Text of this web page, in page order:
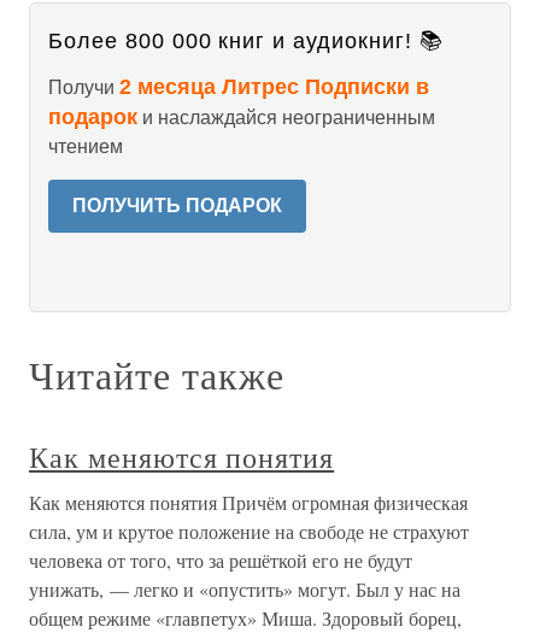
Более 800 000 книг и аудиокниг! 📚
Получи 2 месяца Литрес Подписки в
подарок и наслаждайся неограниченным
чтением
ПОЛУЧИТЬ ПОДАРОК
Читайте также
Как меняются понятия
Как меняются понятия Причём огромная физическая
сила, ум и крутое положение на свободе не страхуют
человека от того, что за решёткой его не будут
унижать, — легко и «опустить» могут. Был у нас на
общем режиме «главпетух» Миша. Здоровый борец,